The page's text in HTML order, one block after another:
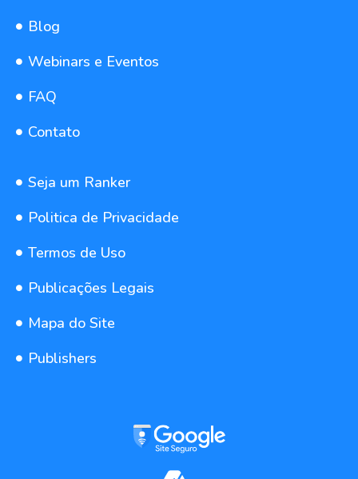
Blog
Webinars e Eventos
FAQ
Contato
Seja um Ranker
Politica de Privacidade
Termos de Uso
Publicações Legais
Mapa do Site
Publishers